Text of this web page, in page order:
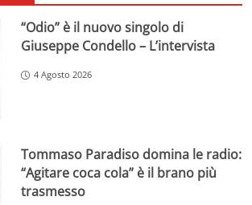
“Odio” è il nuovo singolo di
Giuseppe Condello – L’intervista
4 Agosto 2026
Tommaso Paradiso domina le radio:
“Agitare coca cola” è il brano più
trasmesso